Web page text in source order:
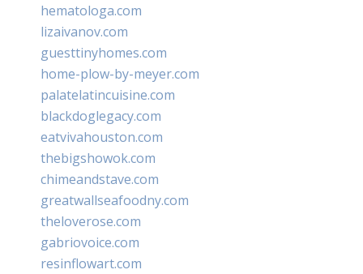
hematologa.com
lizaivanov.com
guesttinyhomes.com
home-plow-by-meyer.com
palatelatincuisine.com
blackdoglegacy.com
eatvivahouston.com
thebigshowok.com
chimeandstave.com
greatwallseafoodny.com
theloverose.com
gabriovoice.com
resinflowart.com